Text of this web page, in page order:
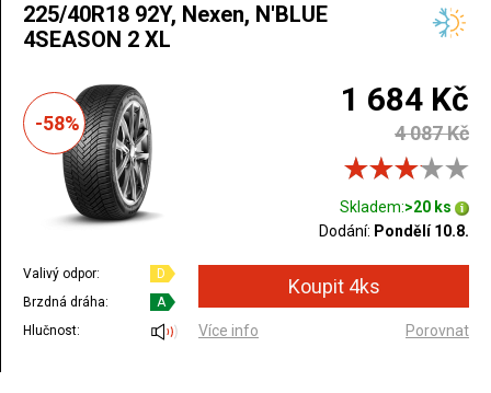
225/40R18 92Y, Nexen, N'BLUE
4SEASON 2 XL
-58%
1 684 Kč
4 087 Kč
Skladem:>20 ks
Dodání: Pondělí 10.8.
Valivý odpor:
D
Brzdná dráha:
A
Hlučnost:
Více info Porovnat